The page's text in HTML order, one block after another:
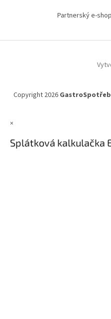
Partnerský e-
Copyright 2026
×
Splátková kalkulačka